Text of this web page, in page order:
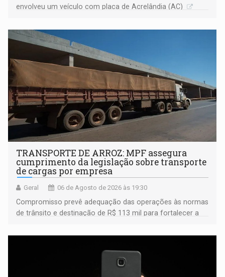
envolveu um veículo com placa de Acrelândia (AC)
TRANSPORTE DE ARROZ: MPF assegura
cumprimento da legislação sobre transporte
de cargas por empresa
Geral 06 de Agosto de 2026 às 19:30
Compromisso prevê adequação das operações às normas
de trânsito e destinação de R$ 113 mil para fortalecer a